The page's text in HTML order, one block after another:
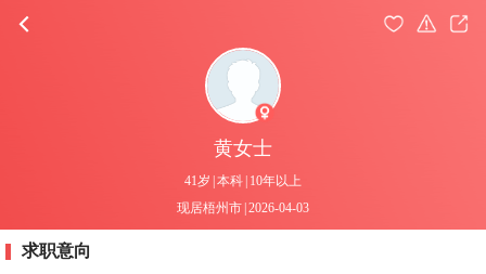
黄女士
41岁 本科 10年以上
现居梧州市 2026-04-03
求职意向